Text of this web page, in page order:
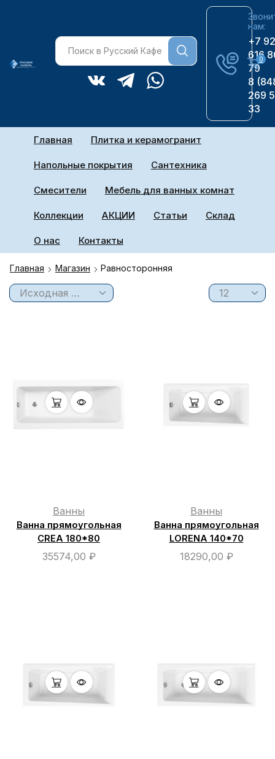
нам:
+7
616
79
8
269
33
0
Главная Плитка и керамогранит
Напольные покрытия Сантехника
Смесители Мебель для ванных комнат
Коллекции АКЦИИ Статьи Склад
О нас Контакты
Главная Магазин Равносторонняя
Ванны
Ванна прямоугольная
CREA 180*80
35574,00 ₽
Ванны
Ванна прямоугольная
LORENA 140*70
18290,00 ₽